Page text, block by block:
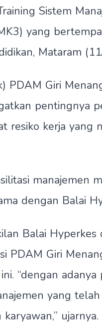
Sistem
yang
Mataram
PDAM Giri
pentingnya
resiko kerja yang
manajemen
dengan Balai
Balai Hyperkes
PDAM Giri
“dengan
yang
ujarnya.